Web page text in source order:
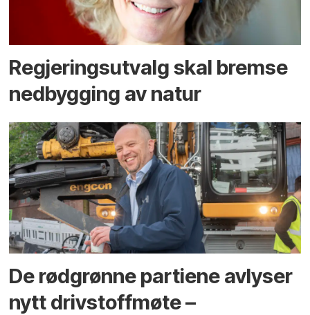
Regjerings­utvalg skal bremse
ned­bygging av natur
De rødgrønne partiene avlyser
nytt drivstoffmøte –